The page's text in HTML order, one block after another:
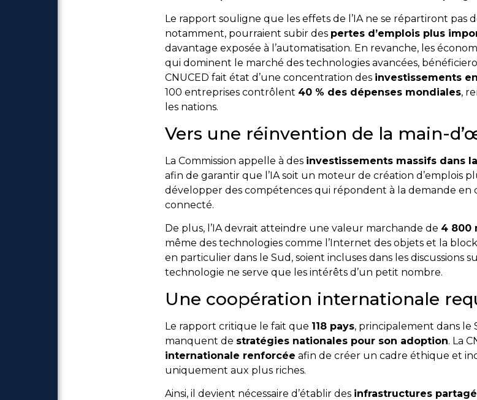
Le rapport souligne que les effets de l’IA ne se répartiront pas
notamment, pourraient subir des pertes d’emplois plus
davantage exposée à l’automatisation. En revanche, les
qui dominent le marché des technologies avancées,
CNUCED fait état d’une concentration des investissements
100 entreprises contrôlent 40 % des dépenses mondiales,
les nations.
Vers une réinvention de la main-
La Commission appelle à des investissements massifs dans
afin de garantir que l’IA soit un moteur de création d’emplois
développer des compétences qui répondent à la demande
connecté.
De plus, l’IA devrait atteindre une valeur marchande de 4 800
même des technologies comme l’Internet des objets et la
en particulier dans le Sud, soient incluses dans les discussions
technologie ne serve que les intérêts d’un petit nombre.
Une coopération internationale
Le rapport critique le fait que 118 pays, principalement dans le
manquent de stratégies nationales pour son adoption. La
internationale renforcée afin de créer un cadre éthique et
uniquement aux plus riches.
Ainsi, il devient nécessaire d’établir des infrastructures